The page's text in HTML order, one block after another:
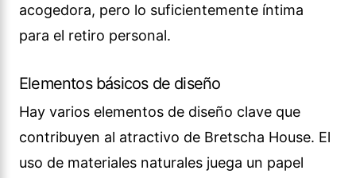
acogedora, pero lo suficientemente íntima
para el retiro personal.
Elementos básicos de diseño
Hay varios elementos de diseño clave que
contribuyen al atractivo de Bretscha House. El
uso de materiales naturales juega un papel